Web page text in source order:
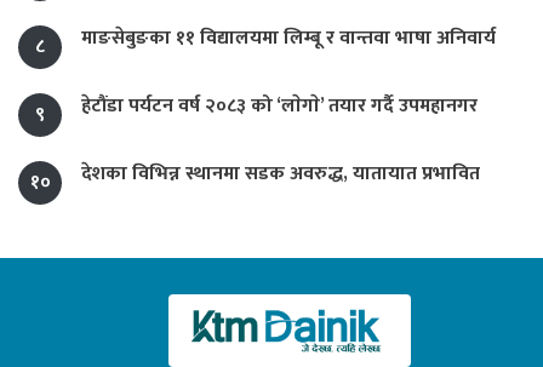
८ माङसेबुङका ११ विद्यालयमा लिम्बू र वान्तवा भाषा अनिवार्य
९ हेटौंडा पर्यटन वर्ष २०८३ को ‘लाेगाे’ तयार गर्दै उपमहानगर
१० देशका विभिन्न स्थानमा सडक अवरुद्ध, यातायात प्रभावित